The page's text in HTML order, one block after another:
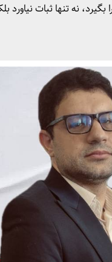
شدید را بگیرد، نه تنها ثبات نیاورد